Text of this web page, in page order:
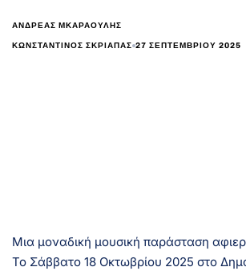
ΑΝΔΡΕΑΣ ΜΚΑΡΑΟΥΛΗΣ
ΚΩΝΣΤΑΝΤΊΝΟΣ ΣΚΡΙΆΠΑΣ 27 ΣΕΠΤΕΜΒΡΊΟΥ 2025
Μια μοναδική μουσική παράσταση
Το Σάββατο 18 Οκτωβρίου 2025 στο